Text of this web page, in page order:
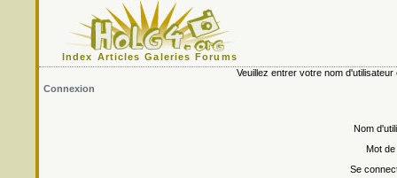
Index Articles Galeries Forums
Veuillez entrer votre nom
Connexion
Nom
Mot
Se